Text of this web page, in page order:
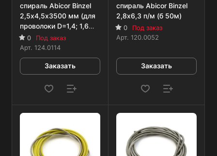
спираль Abicor Binzel
2,5х4,5х3500 мм (для
проволоки D=1,4; 1,6
мм)
0
Под заказ
Арт. 124.0114
Заказать
спираль Abicor Binzel
2,8х6,3 п/м (б 50м)
0
Под заказ
Арт. 120.0052
Заказать